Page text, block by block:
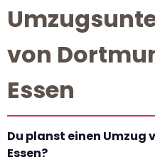
von
Essen
Du planst einen Umzug
Essen?